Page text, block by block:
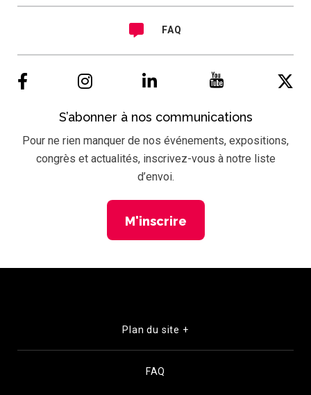
FAQ
S’abonner à nos communications
Pour ne rien manquer de nos événements, expositions,
congrès et actualités, inscrivez-vous à notre liste
d’envoi.
M'inscrire
Plan du site +
FAQ